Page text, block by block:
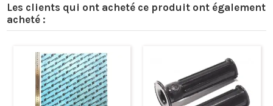
Les clients qui ont acheté ce produit ont également
acheté :